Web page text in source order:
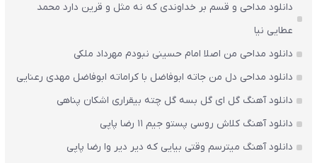
دانلود مداحی و قسم بر خداوندی که نه مثل و قرین دارد محمد
عطایی نیا
دانلود مداحی من اصلا امام حسینی نبودم مهرداد ملکی
دانلود مداحی دل من جاته ابوفاضل با کراماته ابوفاضل مهدی رعنایی
دانلود آهنگ گل ای گل بسه گل چته بیقراری اشکان پناهی
دانلود آهنگ کلاش روسی پستو جیم ۱۱ رضا پاپی
دانلود آهنگ میترسم وقتی بیایی که دیر دیر وا رضا پاپی